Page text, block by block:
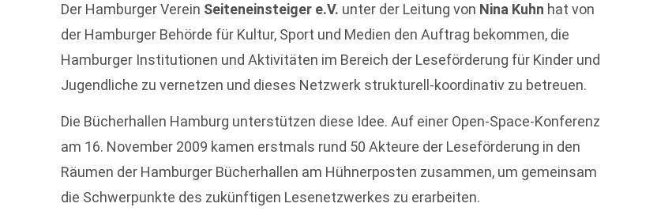
Der Hamburger Verein Seiteneinsteiger e.V. unter der Leitung von Nina Kuhn hat von
der Hamburger Behörde für Kultur, Sport und Medien den Auftrag bekommen, die
Hamburger Institutionen und Aktivitäten im Bereich der Leseförderung für Kinder und
Jugendliche zu vernetzen und dieses Netzwerk strukturell-koordinativ zu betreuen.
Die Bücherhallen Hamburg unterstützen diese Idee. Auf einer Open-Space-Konferenz
am 16. November 2009 kamen erstmals rund 50 Akteure der Leseförderung in den
Räumen der Hamburger Bücherhallen am Hühnerposten zusammen, um gemeinsam
die Schwerpunkte des zukünftigen Lesenetzwerkes zu erarbeiten.